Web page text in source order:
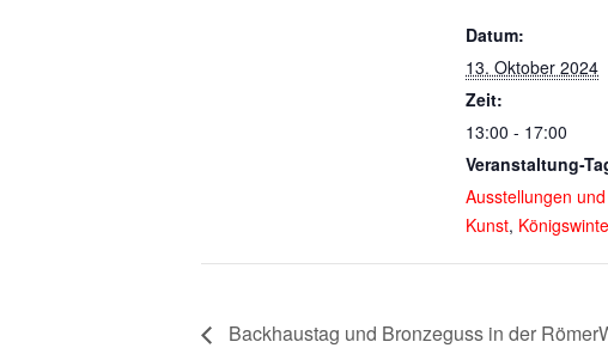
Datum:
13. Oktober 2024
Zeit:
13:00 - 17:00
Veranstaltung-
Ausstellungen und
Kunst,
Backhaustag und Bronzeguss in der